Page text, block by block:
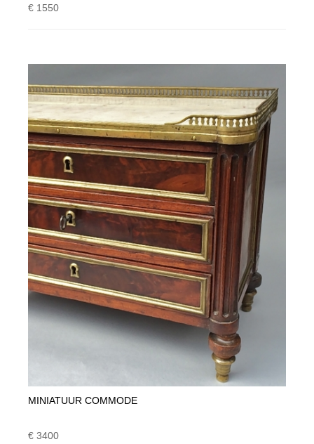
€ 1550
MINIATUUR COMMODE
€ 3400